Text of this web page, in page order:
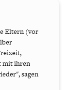
Eltern (vor
mit ihren
sagen